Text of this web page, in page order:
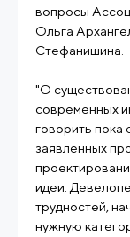
вопросы
Ольга
Стефанишина.
"О
современных
говорить пока
заявленных
идеи.
трудностей,
нужную